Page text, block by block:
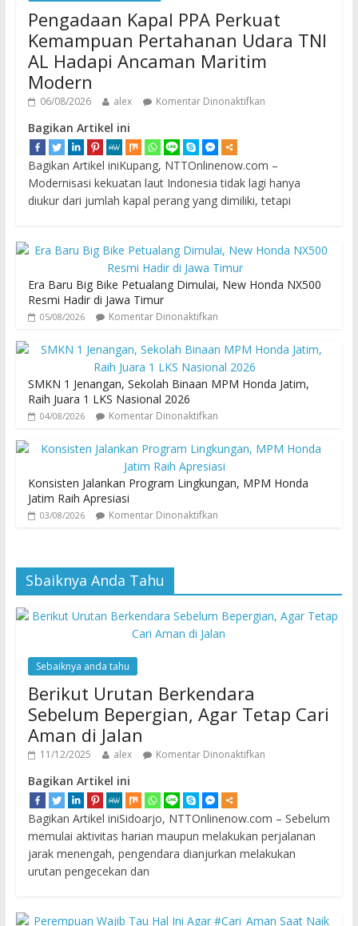
Pengadaan Kapal PPA Perkuat
Kemampuan Pertahanan Udara TNI
AL Hadapi Ancaman Maritim
Modern
06/08/2026 alex Komentar Dinonaktifkan
Bagikan Artikel ini
Bagikan Artikel iniKupang, NTTOnlinenow.com –
Modernisasi kekuatan laut Indonesia tidak lagi hanya
diukur dari jumlah kapal perang yang dimiliki, tetapi
Era Baru Big Bike Petualang Dimulai, New Honda NX500
Resmi Hadir di Jawa Timur
05/08/2026 Komentar Dinonaktifkan
SMKN 1 Jenangan, Sekolah Binaan MPM Honda Jatim,
Raih Juara 1 LKS Nasional 2026
04/08/2026 Komentar Dinonaktifkan
Konsisten Jalankan Program Lingkungan, MPM Honda
Jatim Raih Apresiasi
03/08/2026 Komentar Dinonaktifkan
Sbaiknya Anda Tahu
Sebaiknya anda tahu
Berikut Urutan Berkendara
Sebelum Bepergian, Agar Tetap Cari
Aman di Jalan
11/12/2025 alex Komentar Dinonaktifkan
Bagikan Artikel ini
Bagikan Artikel iniSidoarjo, NTTOnlinenow.com – Sebelum
memulai aktivitas harian maupun melakukan perjalanan
jarak menengah, pengendara dianjurkan melakukan
urutan pengecekan dan